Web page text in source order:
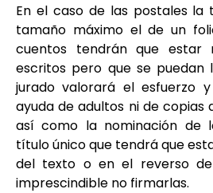
En el caso de las postales
tamaño máximo el de un
cuentos tendrán que estar
escritos pero que se puedan
jurado valorará el esfuerzo
ayuda de adultos ni de
así como la nominación de
título único que tendrá que
del texto o en el reverso
imprescindible no firmarlas.